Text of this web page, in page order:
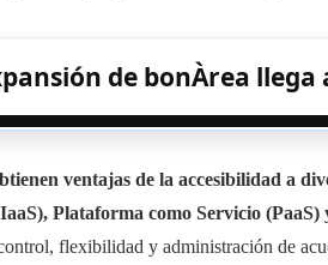
de bonÀrea llega
ventajas de la accesibilidad a
Plataforma como Servicio (PaaS)
flexibilidad y administración de